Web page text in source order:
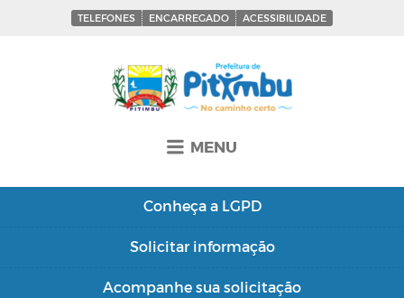
TELEFONES ENCARREGADO ACESSIBILIDADE
MENU
Conheça a LGPD
Solicitar informação
Acompanhe sua solicitação